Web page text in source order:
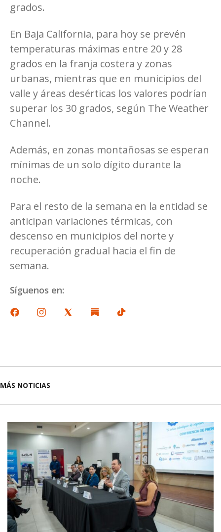
grados.
En Baja California, para hoy se prevén
temperaturas máximas entre 20 y 28
grados en la franja costera y zonas
urbanas, mientras que en municipios del
valle y áreas desérticas los valores podrían
superar los 30 grados, según The Weather
Channel.
Además, en zonas montañosas se esperan
mínimas de un solo dígito durante la
noche.
Para el resto de la semana en la entidad se
anticipan variaciones térmicas, con
descenso en municipios del norte y
recuperación gradual hacia el fin de
semana.
Síguenos en:
MÁS NOTICIAS